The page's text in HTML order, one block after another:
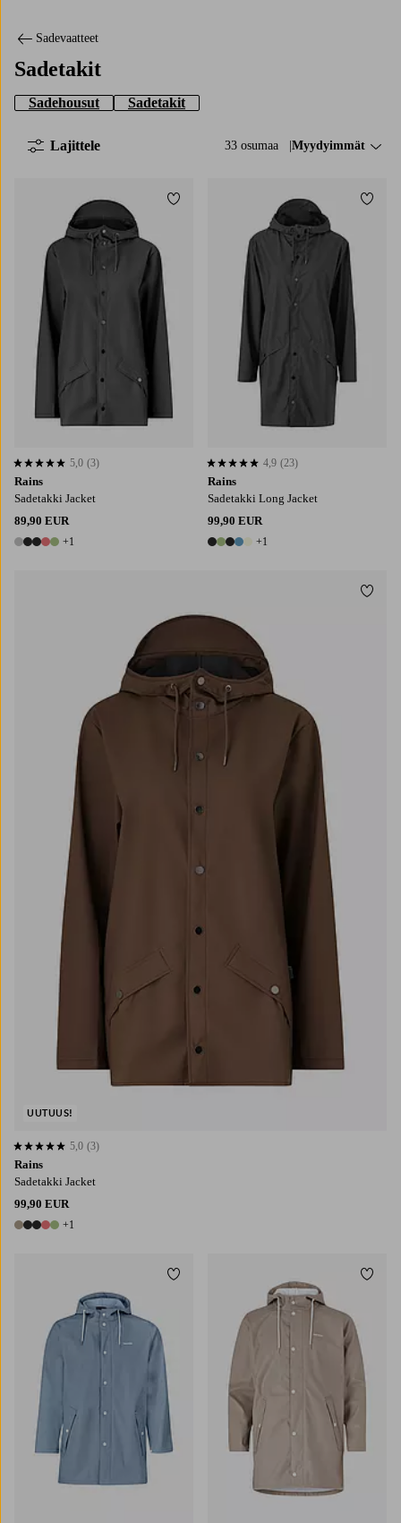
Sadevaatteet
Sadetakit
Sadehousut Sadetakit
33 osumaa Lajittele:
Myydyimmät
Lajittele
Rains
Sadetakki Jacket
99,90 EUR
6 värejä
+1
5,0 perustuen 3 arvosanaan
5,0 (3)
UUTUUS!
Rains
Sadetakki Jacket
89,90 EUR
6 värejä
+1
5,0 perustuen 3 arvosanaan
5,0 (3)
Lisää suosikkeihin
Rains
Sadetakki Long Jacket
99,90 EUR
6 värejä
+1
4,9 perustuen 23 arvosanaan
4,9 (23)
Lisää suosikkeihin